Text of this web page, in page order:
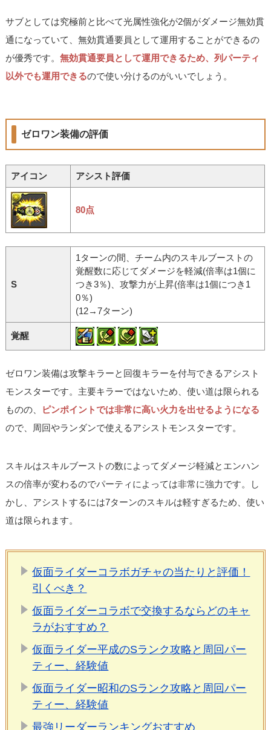
サブとしては究極前と比べて光属性強化が2個がダメージ無効貫
通になっていて、無効貫通要員として運用することができるの
が優秀です。無効貫通要員として運用できるため、列パーティ
以外でも運用できるので使い分けるのがいいでしょう。
ゼロワン装備の評価
アイコン アシスト評価
80点
S
1ターンの間、チーム内のスキルブーストの
覚醒数に応じてダメージを軽減(倍率は1個に
つき3％)、攻撃力が上昇(倍率は1個につき1
0％)
(12→7ターン)
覚醒
ゼロワン装備は攻撃キラーと回復キラーを付与できるアシスト
モンスターです。主要キラーではないため、使い道は限られる
ものの、 ピンポイントでは非常に高い火力を出せるようになる
ので、周回やランダンで使えるアシストモンスターです。
スキルはスキルブーストの数によってダメージ軽減とエンハン
スの倍率が変わるのでパーティによっては非常に強力です。し
かし、アシストするには7ターンのスキルは軽すぎるため、使い
道は限られます。
仮面ライダーコラボガチャの当たりと評価！
引くべき？
仮面ライダーコラボで交換するならどのキャ
ラがおすすめ？
仮面ライダー平成のSランク攻略と周回パー
ティー、経験値
仮面ライダー昭和のSランク攻略と周回パー
ティー、経験値
最強リーダーランキングおすすめ